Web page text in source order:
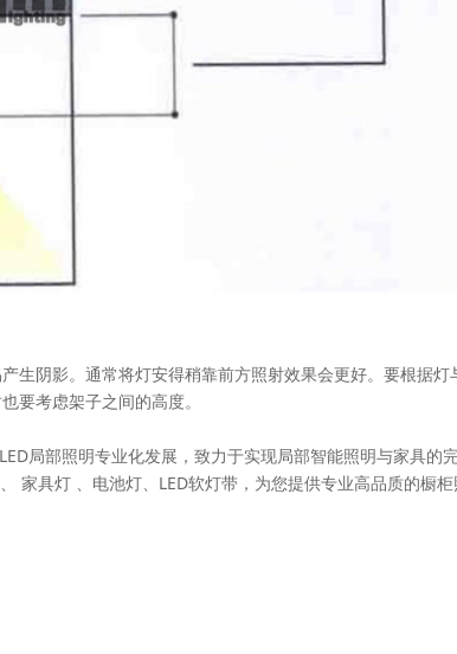
生阴影。通常将灯安得稍靠前方照射效果会更好。要根据灯
要考虑架子之间的高度。
局部照明专业化发展，致力于实现局部智能照明与家具的
家具灯 、电池灯、LED软灯带，为您提供专业高品质的橱